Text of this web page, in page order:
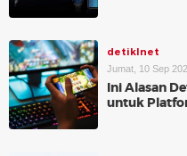
detikInet
Jumat, 10 Sep
Ini Alasan
untuk